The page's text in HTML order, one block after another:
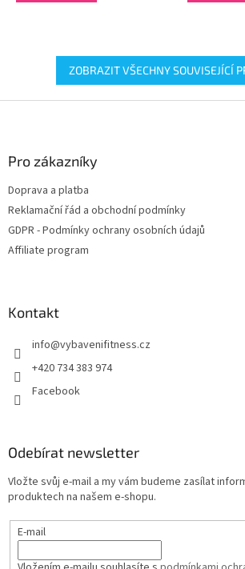
ZOBRAZIT VŠECHNY SOUVISEJÍCÍ
Pro zákazníky
Doprava a platba
Reklamační řád a obchodní podmínky
GDPR - Podmínky ochrany osobních údajů
Affiliate program
Kontakt
info@vybavenifitness.cz
+420 734 383 974
Facebook
Odebírat newsletter
Vložte svůj e-mail a my vám budeme zasílat
produktech na našem e-shopu.
E-mail